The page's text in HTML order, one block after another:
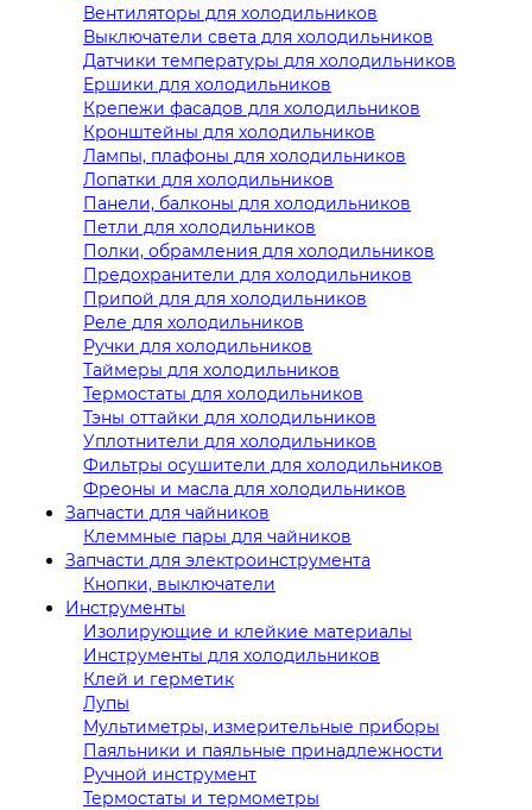
Вентиляторы для холодильников
Выключатели света для холодильников
Датчики температуры для холодильников
Ершики для холодильников
Крепежи фасадов для холодильников
Кронштейны для холодильников
Лампы, плафоны для холодильников
Лопатки для холодильников
Панели, балконы для холодильников
Петли для холодильников
Полки, обрамления для холодильников
Предохранители для холодильников
Припой для для холодильников
Реле для холодильников
Ручки для холодильников
Таймеры для холодильников
Термостаты для холодильников
Тэны оттайки для холодильников
Уплотнители для холодильников
Фильтры осушители для холодильников
Фреоны и масла для холодильников
Запчасти для чайников
Клеммные пары для чайников
Запчасти для электроинструмента
Кнопки, выключатели
Инструменты
Изолирующие и клейкие материалы
Инструменты для холодильников
Клей и герметик
Лупы
Мультиметры, измерительные приборы
Паяльники и паяльные принадлежности
Ручной инструмент
Термостаты и термометры